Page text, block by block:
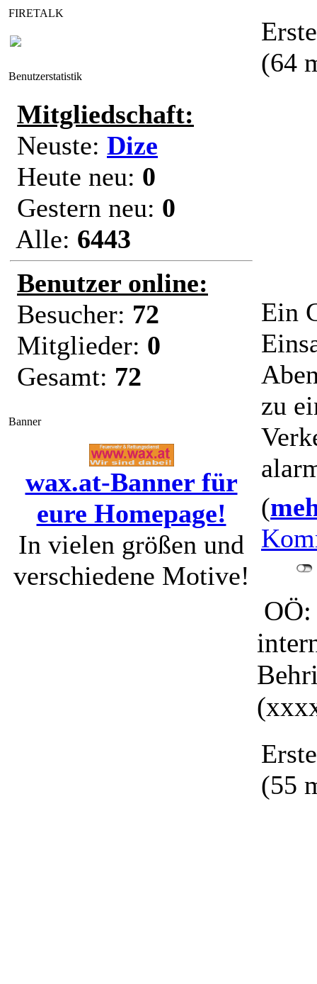
FIRETALK
Benutzerstatistik
Mitgliedschaft:
Neuste: Dize
Heute neu: 0
Gestern neu: 0
Alle: 6443
Benutzer online:
Besucher: 72
Mitglieder: 0
Gesamt: 72
Banner
wax.at-Banner für
eure Homepage!
In vielen größen und
verschiedene Motive!
(64
Ein
zu
(
(55